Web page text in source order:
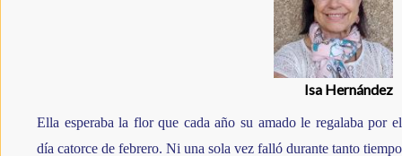
Isa Hernández
Ella esperaba la flor que cada año su amado le regalaba por el
día catorce de febrero. Ni una sola vez falló durante tanto tiempo